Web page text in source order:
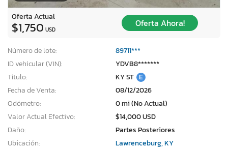
Oferta Actual
$1,750 USD
Oferta Ahora!
Número de lote:
89711***
ID vehicular (VIN):
YDVB8*******
Título:
KY ST E
Fecha de Venta:
08/12/2026
Odómetro:
0 mi (No Actual)
Valor Actual Efectivo:
$14,000 USD
Daño:
Partes Posteriores
Ubicación:
Lawrenceburg, KY